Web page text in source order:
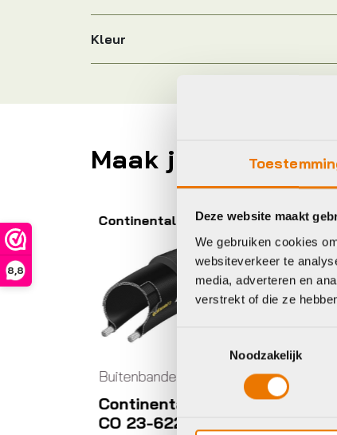
Deze website maakt
We gebruiken cookies
websiteverkeer te
media, adverteren en
verstrekt of die ze
Noodzakelijk
8,8
Kleur
Maak je fiets
Giant
Buitenbanden/tubes
Giant GAVIA FONDO 1